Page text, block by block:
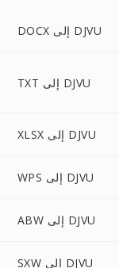
DOCX إلى DJVU
TXT إلى DJVU
XLSX إلى DJVU
WPS إلى DJVU
ABW إلى DJVU
SXW إلى DJVU